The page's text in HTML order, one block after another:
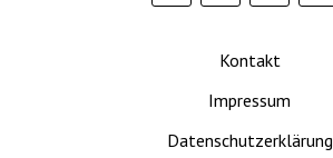
Kontakt
Impressum
Datenschutzerklärung